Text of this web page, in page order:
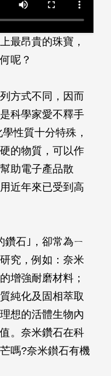
最昂貴的珠寶，
呢？
方式不同，因而
科學家愛不釋手
性質十分特殊，
的物質，可以作
助電子產品散
近年來已受到高
鑽石｣，卻常為ㄧ
究，例如：奈米
增強耐磨材料；
純化及固相萃取
想的活體生物內
。奈米鑽石在科
嗎?奈米鑚石有機